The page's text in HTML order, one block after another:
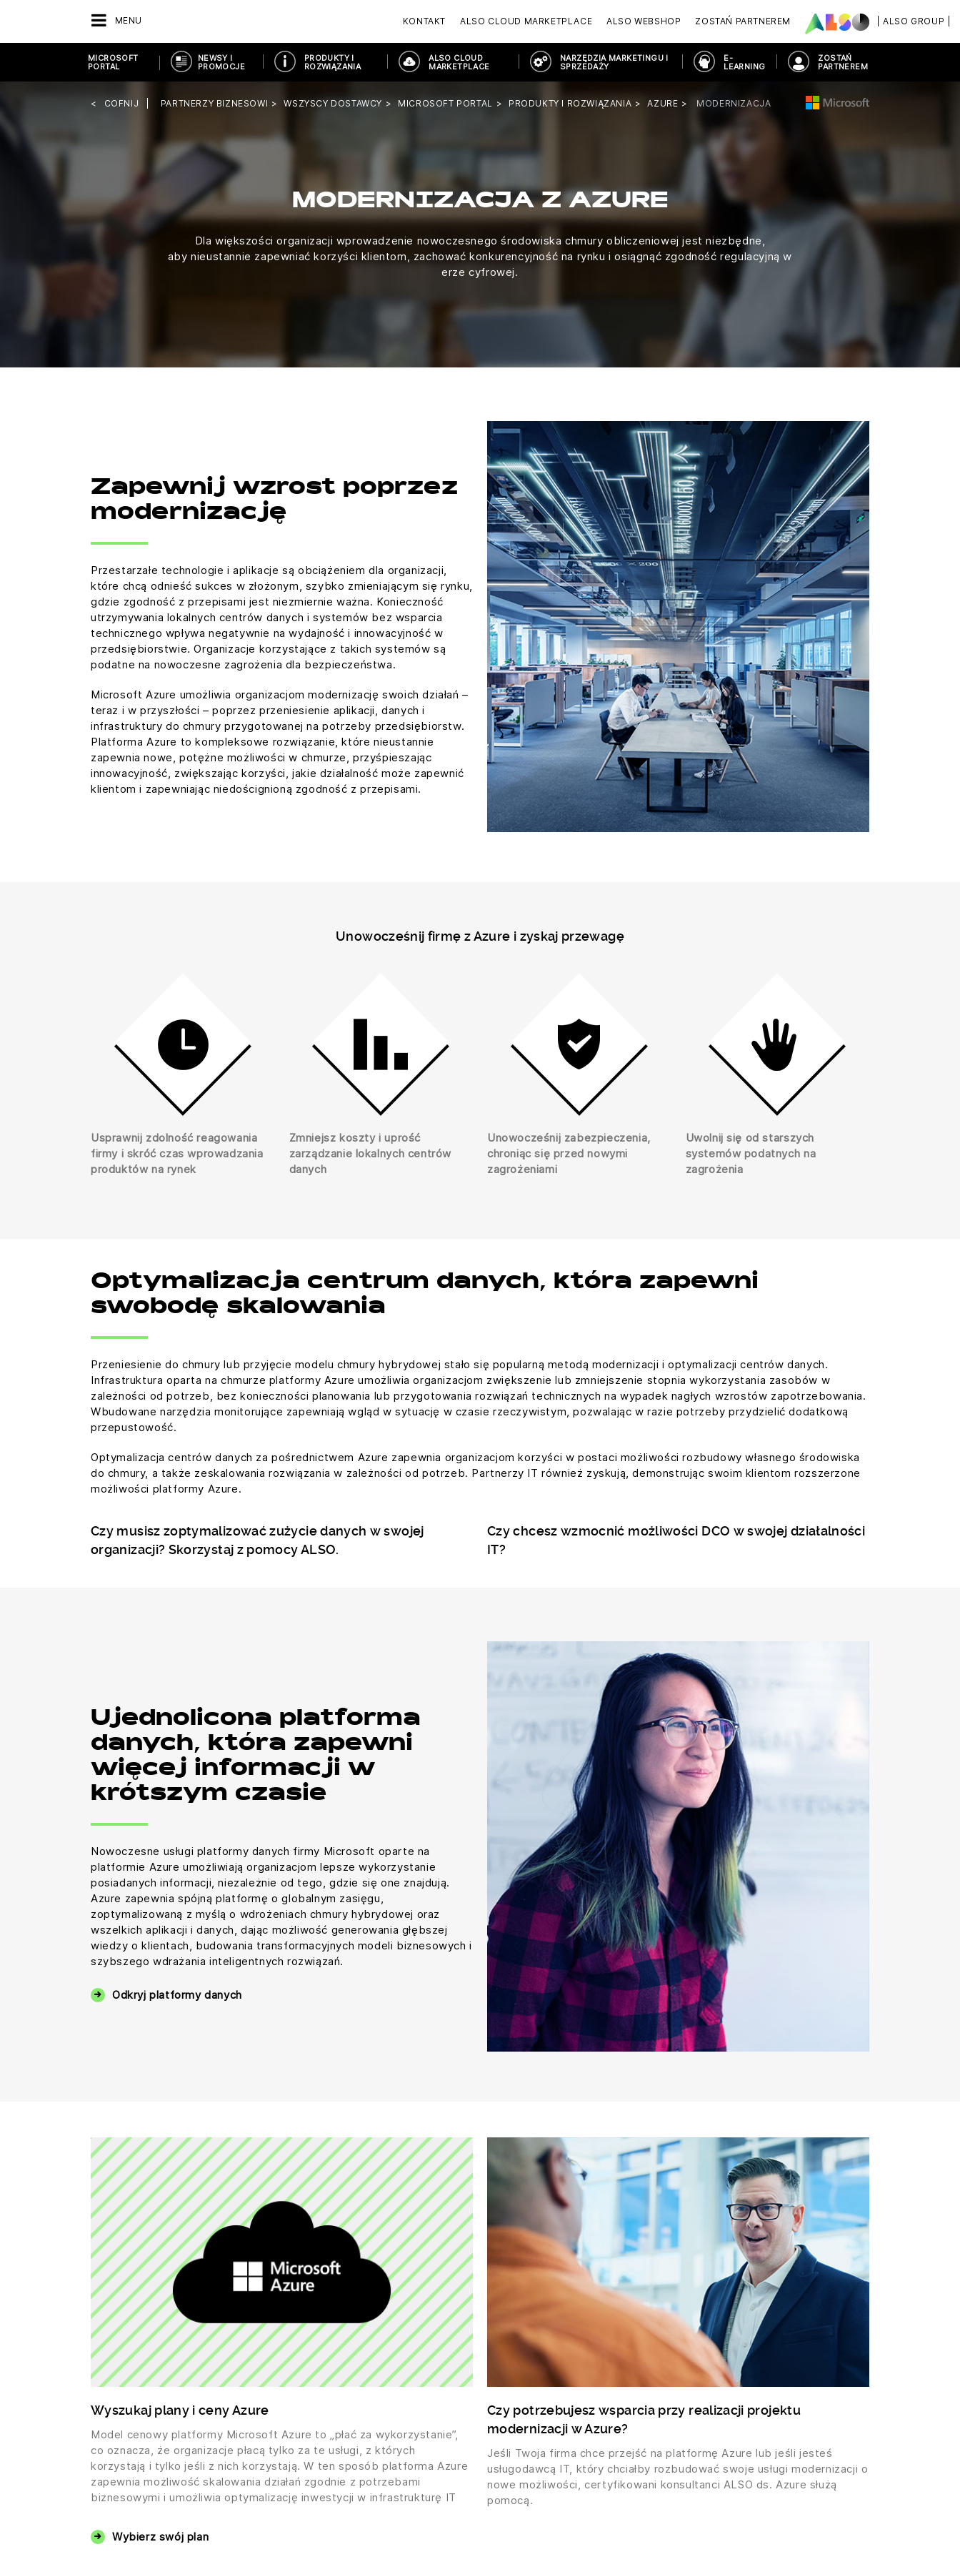
MENU | ALSO GROUP |
KONTAKT ALSO CLOUD MARKETPLACE ALSO WEBSHOP ZOSTAŃ PARTNEREM
MICROSOFT
PORTAL
NEWSY I
PROMOCJE
PRODUKTY I
ROZWIĄZANIA
ALSO CLOUD
MARKETPLACE
NARZĘDZIA MARKETINGU I
SPRZEDAŻY
E-
LEARNING
ZOSTAŃ
PARTNEREM
COFNIJ PARTNERZY BIZNESOWI WSZYSCY DOSTAWCY MICROSOFT PORTAL PRODUKTY I ROZWIĄZANIA AZURE MODERNIZACJA
MODERNIZACJA Z AZURE
Dla większości organizacji wprowadzenie nowoczesnego środowiska chmury obliczeniowej jest niezbędne,
aby nieustannie zapewniać korzyści klientom, zachować konkurencyjność na rynku i osiągnąć zgodność regulacyjną w
erze cyfrowej.
Zapewnij wzrost poprzez
modernizację
Przestarzałe technologie i aplikacje są obciążeniem dla organizacji,
które chcą odnieść sukces w złożonym, szybko zmieniającym się rynku,
gdzie zgodność z przepisami jest niezmiernie ważna. Konieczność
utrzymywania lokalnych centrów danych i systemów bez wsparcia
technicznego wpływa negatywnie na wydajność i innowacyjność w
przedsiębiorstwie. Organizacje korzystające z takich systemów są
podatne na nowoczesne zagrożenia dla bezpieczeństwa.
Microsoft Azure umożliwia organizacjom modernizację swoich działań –
teraz i w przyszłości – poprzez przeniesienie aplikacji, danych i
infrastruktury do chmury przygotowanej na potrzeby przedsiębiorstw.
Platforma Azure to kompleksowe rozwiązanie, które nieustannie
zapewnia nowe, potężne możliwości w chmurze, przyśpieszając
innowacyjność, zwiększając korzyści, jakie działalność może zapewnić
klientom i zapewniając niedoścignioną zgodność z przepisami.
Unowocześnij firmę z Azure i zyskaj przewagę
Usprawnij zdolność reagowania
firmy i skróć czas wprowadzania
produktów na rynek
Zmniejsz koszty i uprość
zarządzanie lokalnych centrów
danych
Unowocześnij zabezpieczenia,
chroniąc się przed nowymi
zagrożeniami
Uwolnij się od starszych
systemów podatnych na
zagrożenia
Optymalizacja centrum danych, która zapewni
swobodę skalowania
Przeniesienie do chmury lub przyjęcie modelu chmury hybrydowej stało się popularną metodą modernizacji i optymalizacji centrów danych.
Infrastruktura oparta na chmurze platformy Azure umożliwia organizacjom zwiększenie lub zmniejszenie stopnia wykorzystania zasobów w
zależności od potrzeb, bez konieczności planowania lub przygotowania rozwiązań technicznych na wypadek nagłych wzrostów zapotrzebowania.
Wbudowane narzędzia monitorujące zapewniają wgląd w sytuację w czasie rzeczywistym, pozwalając w razie potrzeby przydzielić dodatkową
przepustowość.
Optymalizacja centrów danych za pośrednictwem Azure zapewnia organizacjom korzyści w postaci możliwości rozbudowy własnego środowiska
do chmury, a także zeskalowania rozwiązania w zależności od potrzeb. Partnerzy IT również zyskują, demonstrując swoim klientom rozszerzone
możliwości platformy Azure.
Czy musisz zoptymalizować zużycie danych w swojej
organizacji? Skorzystaj z pomocy ALSO.
Czy chcesz wzmocnić możliwości DCO w swojej działalności
IT?
Ujednolicona platforma
danych, która zapewni
więcej informacji w
krótszym czasie
Nowoczesne usługi platformy danych firmy Microsoft oparte na
platformie Azure umożliwiają organizacjom lepsze wykorzystanie
posiadanych informacji, niezależnie od tego, gdzie się one znajdują.
Azure zapewnia spójną platformę o globalnym zasięgu,
zoptymalizowaną z myślą o wdrożeniach chmury hybrydowej oraz
wszelkich aplikacji i danych, dając możliwość generowania głębszej
wiedzy o klientach, budowania transformacyjnych modeli biznesowych i
szybszego wdrażania inteligentnych rozwiązań.
Odkryj platformy danych
Wyszukaj plany i ceny Azure
Model cenowy platformy Microsoft Azure to „płać za wykorzystanie”,
co oznacza, że organizacje płacą tylko za te usługi, z których
korzystają i tylko jeśli z nich korzystają. W ten sposób platforma Azure
zapewnia możliwość skalowania działań zgodnie z potrzebami
biznesowymi i umożliwia optymalizację inwestycji w infrastrukturę IT
Wybierz swój plan
Czy potrzebujesz wsparcia przy realizacji projektu
modernizacji w Azure?
Jeśli Twoja firma chce przejść na platformę Azure lub jeśli jesteś
usługodawcą IT, który chciałby rozbudować swoje usługi modernizacji o
nowe możliwości, certyfikowani konsultanci ALSO ds. Azure służą
pomocą.